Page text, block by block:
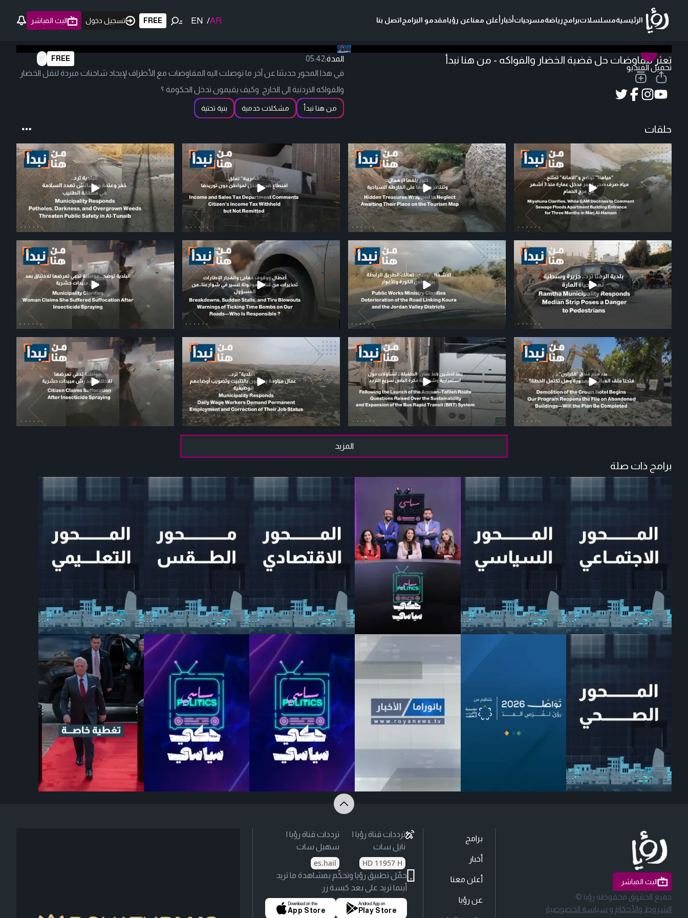
الرئيسيةمسلسلاتبرامجرياضةمسرحياتأخبارأعلن معناعن رؤيامقدمو البرامجاتصل بنا AR
/
EN
FREE تسجيل دخول البث المباشر
تحميل الفيديو
FREE تعثر مفاوضات حل قضية الخضار والفواكه - من هنا نبدأ المدة:05:42
في هذا المحور حدبثنا عن آخر ما توصلت اليه المفاوضات مع الأطراف لإيجاد شاحنات مبردة لنقل الخضار
والفواكه الاردنية الى الخارج وكيف يقيمون تدخل الحكومة ؟
من هنا نبدأ مشكلات خدمية بنية تحتية
حلقات
المزيد
برامج ذات صلة
البث المباشر
جميع الحقوق محفوظة رؤيا ©
الشروط والأحكام و سياسة الخصوصية
برامج
أخبار
أعلن معنا
عن رؤيا
ترددات قناة رؤيا |
نايل سات
HD 11957 H
ترددات قناة رؤيا |
سهيل سات
es.hail
حمّل تطبيق رؤيا وتحكّم بمشاهدة ما تريد
أينما تريد على بعد كبسة زر.
Android App on
Play Store
Download on the
App Store